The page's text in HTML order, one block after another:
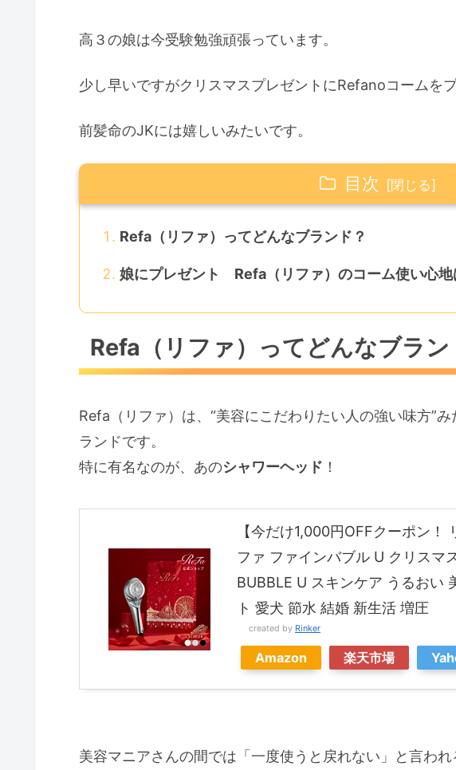
高３の娘は今受験勉強頑張っています。
少し早いですがクリスマスプレゼントにRefanoコームを
前髪命のJKには嬉しいみたいです。
目次
Refa（リファ）ってどんなブランド？
娘にプレゼント Refa（リファ）のコーム使い心地
Refa（リファ）ってどんなブラン
Refa（リファ）は、“美容にこだわりたい人の強い味方”
ランドです。
特に有名なのが、あのシャワーヘッド ！
【今だけ1,000円OFFクーポン！
ファ ファインバブル U クリスマ
BUBBLE U スキンケア うるおい
ト 愛犬 節水 結婚 新生活 増圧
created by Rinker
Amazon 楽天市場
美容マニアさんの間では「一度使うと戻れない」と言わ